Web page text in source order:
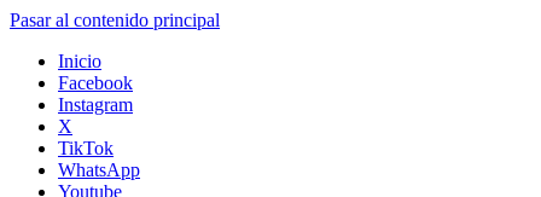
Pasar al contenido principal
Inicio
Facebook
Instagram
X
TikTok
WhatsApp
Youtube